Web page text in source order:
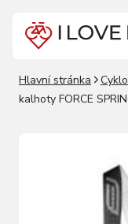
Hlavní stránka
kalhoty FORCE